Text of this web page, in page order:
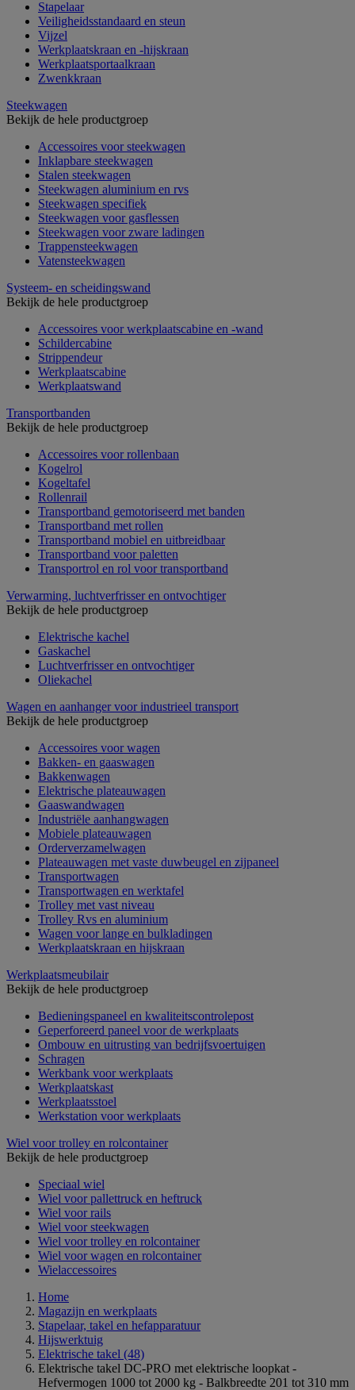
Stapelaar
Veiligheidsstandaard en steun
Vijzel
Werkplaatskraan en -hijskraan
Werkplaatsportaalkraan
Zwenkkraan
Steekwagen
Bekijk de hele productgroep
Accessoires voor steekwagen
Inklapbare steekwagen
Stalen steekwagen
Steekwagen aluminium en rvs
Steekwagen specifiek
Steekwagen voor gasflessen
Steekwagen voor zware ladingen
Trappensteekwagen
Vatensteekwagen
Systeem- en scheidingswand
Bekijk de hele productgroep
Accessoires voor werkplaatscabine en -wand
Schildercabine
Strippendeur
Werkplaatscabine
Werkplaatswand
Transportbanden
Bekijk de hele productgroep
Accessoires voor rollenbaan
Kogelrol
Kogeltafel
Rollenrail
Transportband gemotoriseerd met banden
Transportband met rollen
Transportband mobiel en uitbreidbaar
Transportband voor paletten
Transportrol en rol voor transportband
Verwarming, luchtverfrisser en ontvochtiger
Bekijk de hele productgroep
Elektrische kachel
Gaskachel
Luchtverfrisser en ontvochtiger
Oliekachel
Wagen en aanhanger voor industrieel transport
Bekijk de hele productgroep
Accessoires voor wagen
Bakken- en gaaswagen
Bakkenwagen
Elektrische plateauwagen
Gaaswandwagen
Industriële aanhangwagen
Mobiele plateauwagen
Orderverzamelwagen
Plateauwagen met vaste duwbeugel en zijpaneel
Transportwagen
Transportwagen en werktafel
Trolley met vast niveau
Trolley Rvs en aluminium
Wagen voor lange en bulkladingen
Werkplaatskraan en hijskraan
Werkplaatsmeubilair
Bekijk de hele productgroep
Bedieningspaneel en kwaliteitscontrolepost
Geperforeerd paneel voor de werkplaats
Ombouw en uitrusting van bedrijfsvoertuigen
Schragen
Werkbank voor werkplaats
Werkplaatskast
Werkplaatsstoel
Werkstation voor werkplaats
Wiel voor trolley en rolcontainer
Bekijk de hele productgroep
Speciaal wiel
Wiel voor pallettruck en heftruck
Wiel voor rails
Wiel voor steekwagen
Wiel voor trolley en rolcontainer
Wiel voor wagen en rolcontainer
Wielaccessoires
Home
Magazijn en werkplaats
Stapelaar, takel en hefapparatuur
Hijswerktuig
Elektrische takel (48)
Elektrische takel DC-PRO met elektrische loopkat -
Hefvermogen 1000 tot 2000 kg - Balkbreedte 201 tot 310 mm